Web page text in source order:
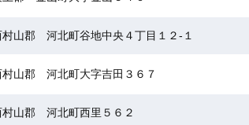
村山郡 河北町谷地中央４丁目１２-１
村山郡 河北町大字吉田３６７
村山郡 河北町西里５６２